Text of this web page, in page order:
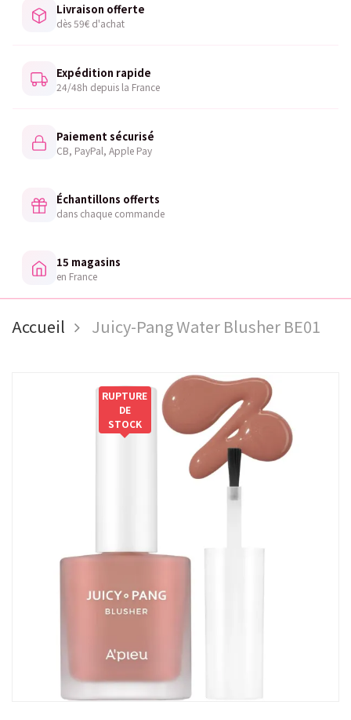
Livraison offerte
dès 59€ d'achat
Expédition rapide
24/48h depuis la France
Paiement sécurisé
CB, PayPal, Apple Pay
Échantillons offerts
dans chaque commande
15 magasins
en France
Accueil Juicy-Pang Water Blusher BE01
RUPTURE
DE
STOCK